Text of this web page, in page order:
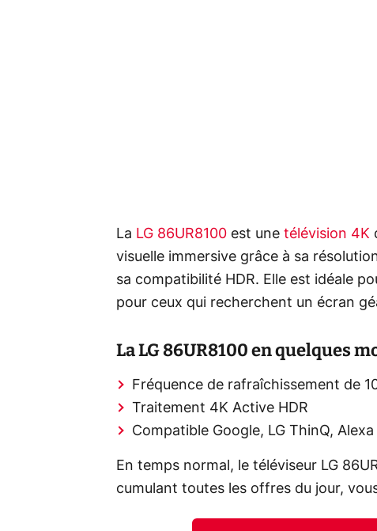
La LG 86UR8100 est une télévision 4K
visuelle immersive grâce à sa
sa compatibilité HDR. Elle est idéale
pour ceux qui recherchent un écran
La LG 86UR8100 en quelques
Fréquence de rafraîchissement de
Traitement 4K Active HDR
Compatible Google, LG ThinQ, Alexa
En temps normal, le téléviseur LG
cumulant toutes les offres du jour,